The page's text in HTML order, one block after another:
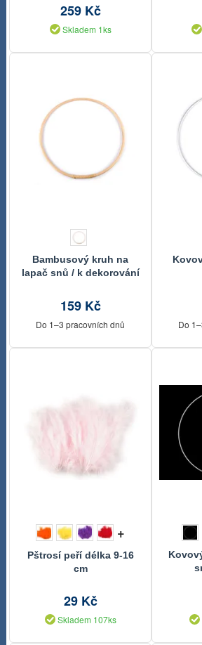
259 Kč
Skladem 1ks
Bambusový kruh na
lapač snů / k dekorování
159 Kč
Do 1–3 pracovních dnů Do
+
Pštrosí peří délka 9-16
cm
29 Kč
Skladem 107ks